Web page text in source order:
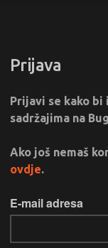
Prijava
Prijavi se kako
sadržajima na
Ako još nemaš
ovdje.
E-mail adresa